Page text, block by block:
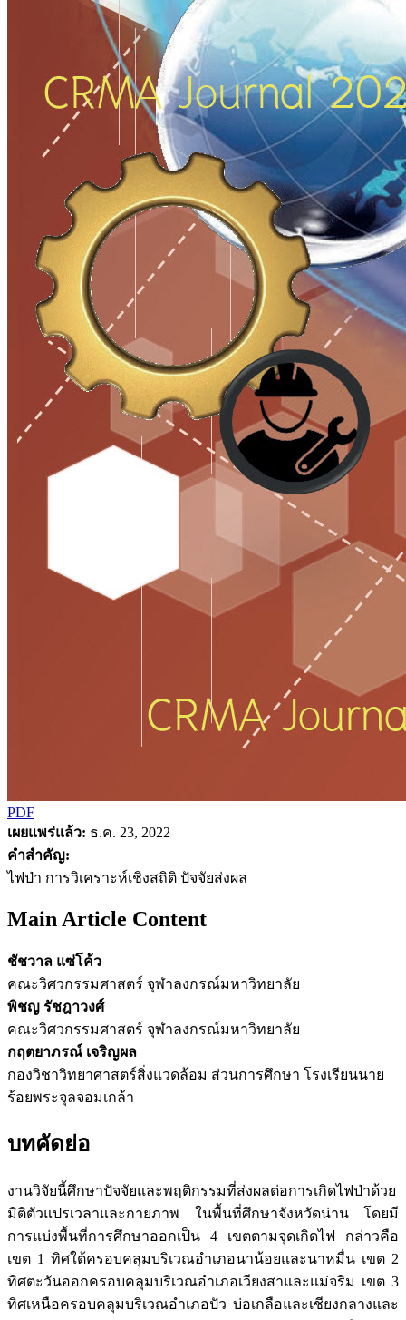
PDF
เผยแพร่แล้ว: ธ.ค. 23, 2022
คำสำคัญ:
ไฟป่า การวิเคราะห์เชิงสถิติ ปัจจัยส่งผล
Main Article Content
ชัชวาล แซ่โค้ว
คณะวิศวกรรมศาสตร์ จุฬาลงกรณ์มหาวิทยาลัย
พิชญ รัชฎาวงศ์
คณะวิศวกรรมศาสตร์ จุฬาลงกรณ์มหาวิทยาลัย
กฤตยาภรณ์ เจริญผล
กองวิชาวิทยาศาสตร์สิ่งแวดล้อม ส่วนการศึกษา โรงเรียนนาย
ร้อยพระจุลจอมเกล้า
บทคัดย่อ
งานวิจัยนี้ศึกษาปัจจัยและพฤติกรรมที่ส่งผลต่อการเกิดไฟป่าด้วย
มิติตัวแปรเวลาและกายภาพ ในพื้นที่ศึกษาจังหวัดน่าน โดยมี
การแบ่งพื้นที่การศึกษาออกเป็น 4 เขตตามจุดเกิดไฟ กล่าวคือ
เขต 1 ทิศใต้ครอบคลุมบริเวณอำเภอนาน้อยและนาหมื่น เขต 2
ทิศตะวันออกครอบคลุมบริเวณอำเภอเวียงสาและแม่จริม เขต 3
ทิศเหนือครอบคลุมบริเวณอำเภอปัว บ่อเกลือและเชียงกลางและ